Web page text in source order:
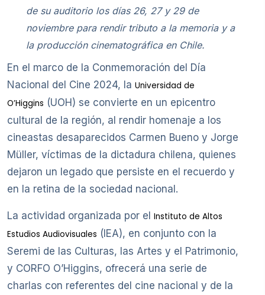
de su auditorio los días 26, 27 y 29 de
noviembre para rendir tributo a la memoria y a
la producción cinematográfica en Chile.
En el marco de la Conmemoración del Día
Nacional del Cine 2024, la Universidad de
O’Higgins (UOH) se convierte en un epicentro
cultural de la región, al rendir homenaje a los
cineastas desaparecidos Carmen Bueno y Jorge
Müller, víctimas de la dictadura chilena, quienes
dejaron un legado que persiste en el recuerdo y
en la retina de la sociedad nacional.
La actividad organizada por el Instituto de Altos
Estudios Audiovisuales (IEA), en conjunto con la
Seremi de las Culturas, las Artes y el Patrimonio,
y CORFO O’Higgins, ofrecerá una serie de
charlas con referentes del cine nacional y de la